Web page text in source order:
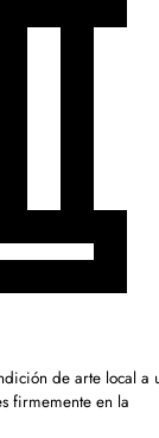
de arte local a
firmemente en la